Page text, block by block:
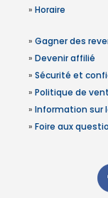
» Horaire
» Gagner des
» Devenir affilié
» Sécurité et
» Politique de
» Information sur
» Foire aux